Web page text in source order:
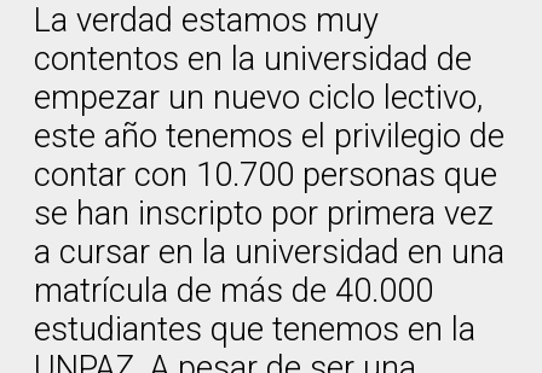
La verdad estamos muy
contentos en la universidad de
empezar un nuevo ciclo lectivo,
este año tenemos el privilegio de
contar con 10.700 personas que
se han inscripto por primera vez
a cursar en la universidad en una
matrícula de más de 40.000
estudiantes que tenemos en la